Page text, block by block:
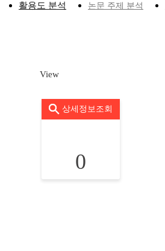
활용도 분석 논문 주제 분석
View
상세정보조회
0